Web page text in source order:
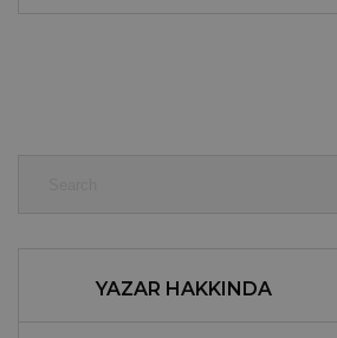
YAZAR HAKKINDA